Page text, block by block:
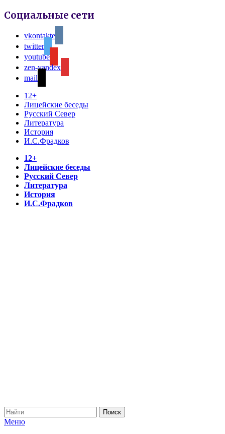
Социальные сети
vkontakte
twitter
youtube
zen-yandex
mail
12+
Лицейские беседы
Русский Север
Литература
История
И.С.Фрадков
12+
Лицейские беседы
Русский Север
Литература
История
И.С.Фрадков
Меню